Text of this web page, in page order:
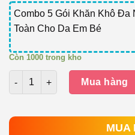
Combo 5 Gói Khăn Khô Đa
Toàn Cho Da Em Bé
Còn 1000 trong kho
Số lượng
Mua hàng
MUA